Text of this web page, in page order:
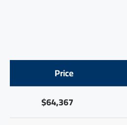
Price
$64,367